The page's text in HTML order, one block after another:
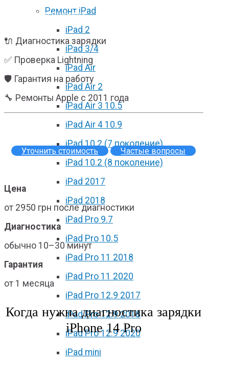
Ремонт iPad
iPad 2
iPad 3/4
iPad Air
iPad Air 2
iPad Air 3 10.5
iPad Air 4 10.9
iPad 10.2 (7 поколение)
iPad 10.2 (8 поколение)
iPad 2017
iPad 2018
iPad Pro 9.7
iPad Pro 10.5
iPad Pro 11 2018
iPad Pro 11 2020
iPad Pro 12.9 2017
iPad Pro 12.9 2018
iPad Pro 12.9 2020
iPad mini
определить причину.
🔌 Диагностика зарядки
✅ Проверка Lightning
🛡 Гарантия на работу
🔧 Ремонты Apple с 2011 года
Уточнить стоимость Частые вопросы
Цена
от 2950 грн после диагностики
Диагностика
обычно 10–30 минут
Гарантия
от 1 месяца
Когда нужна диагностика зарядки
iPhone 14 Pro